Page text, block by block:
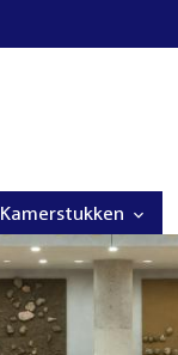
Kamerstukken